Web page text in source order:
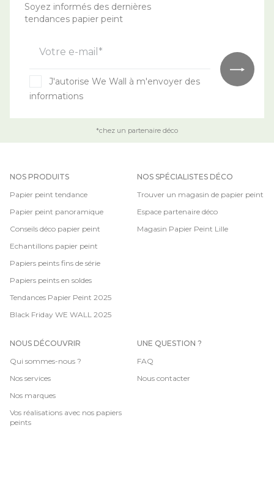
Soyez informés des dernières
tendances papier peint
Votre e-mail*
J'autorise We Wall à m'envoyer des
informations
*chez un partenaire déco
NOS PRODUITS
Papier peint tendance
Papier peint panoramique
Conseils déco papier peint
Echantillons papier peint
Papiers peints fins de série
Papiers peints en soldes
Tendances Papier Peint 2025
Black Friday WE WALL 2025
NOS SPÉCIALISTES DÉCO
Trouver un magasin de papier peint
Espace partenaire déco
Magasin Papier Peint Lille
NOUS DÉCOUVRIR
Qui sommes-nous ?
Nos services
Nos marques
Vos réalisations avec nos papiers
peints
UNE QUESTION ?
FAQ
Nous contacter